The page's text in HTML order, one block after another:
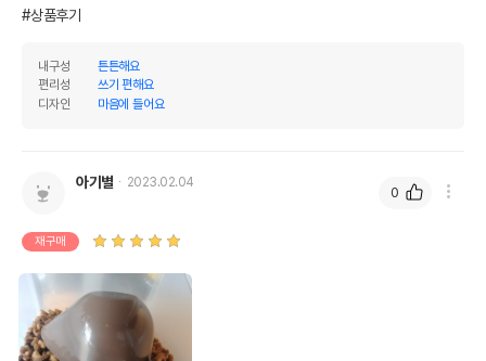
#상품후기
내구성
튼튼해요
편리성
쓰기 편해요
디자인
마음에 들어요
아기별 2023.02.04
재구매
0